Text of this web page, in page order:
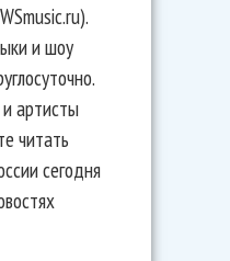
и шоу
артисты
читать
сегодня